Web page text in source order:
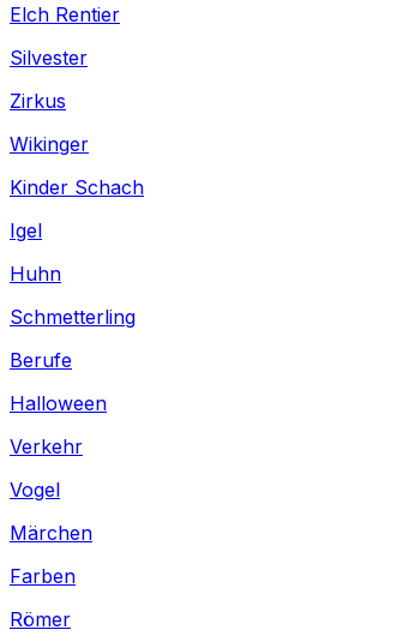
Elch Rentier
Silvester
Zirkus
Wikinger
Kinder Schach
Igel
Huhn
Schmetterling
Berufe
Halloween
Verkehr
Vogel
Märchen
Farben
Römer